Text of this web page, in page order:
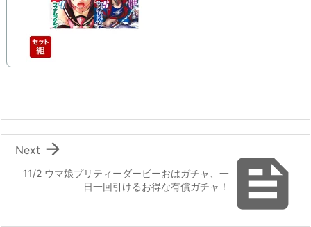

11/2 ウマ娘プリティーダービーおはガチャ、一
日一回引けるお得な有償ガチャ！

Next